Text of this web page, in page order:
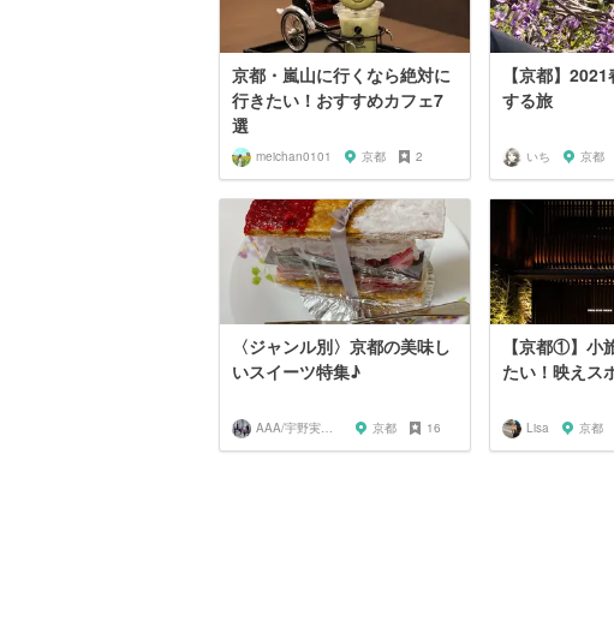
京都・嵐山に行くなら絶対に
行きたい！おすすめカフェ7
選
meichan0101 京都 2
【京都】
する旅
いち 京都
〈ジャンル別〉京都の美味し
いスイーツ特集♪
AAA/宇野実彩子推し 京都 16
【京都①】小
たい！映えス
Lisa 京都